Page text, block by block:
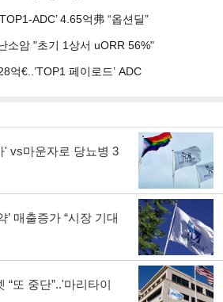
유
기
ADC’ 4.65억弗 “옵션딜”
소암 "초기 1상서 uORR 56%"
억€..’TOP1 페이로드’ ADC
' vs마운자로 당뇨병 3
’ 매출증가 “시장 기대
“또 중단”..'마리타이